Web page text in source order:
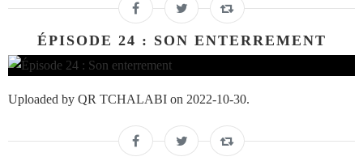
ÉPISODE 24 : SON ENTERREMENT
Uploaded by QR TCHALABI on 2022-10-30.